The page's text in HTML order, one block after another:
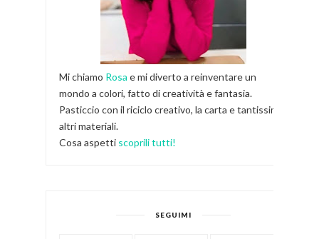
Mi chiamo Rosa e mi diverto a reinventare un
mondo a colori, fatto di creatività e fantasia.
Pasticcio con il riciclo creativo, la carta e tantissimi
altri materiali.
Cosa aspetti scoprili tutti!
SEGUIMI